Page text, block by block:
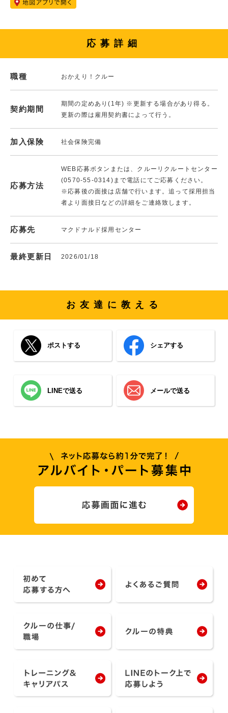
応募詳細
職種 おかえり！クルー
契約期間
期間の定めあり(1年) ※更新する場合があり得る。
更新の際は雇用契約書によって行う。
加入保険 社会保険完備
応募方法
WEB応募ボタンまたは、クルーリクルートセンター
(0570-55-0314)まで電話にてご応募ください。
※応募後の面接は店舗で行います。追って採用担当
者より面接日などの詳細をご連絡致します。
応募先 マクドナルド採用センター
最終更新日 2026/01/18
お友達に教える
ポストする シェアする
LINEで送る メールで送る